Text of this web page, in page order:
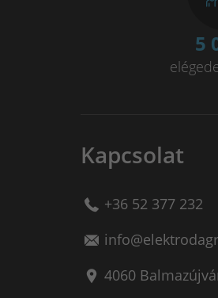
5
Kapcsolat
+36 52 377 232
4060